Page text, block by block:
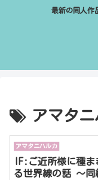
最新の同人作
アマタニ
アマタニハルカ
IF:ご近所様に種ま
る世界線の話 〜同